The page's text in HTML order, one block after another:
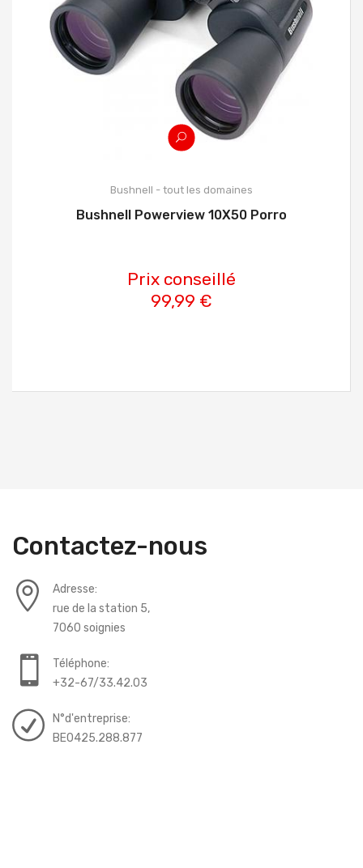
Bushnell - tout les domaines
Bushnell Powerview 10X50 Porro
Prix conseillé
99,99 €
Contactez-nous
Adresse:
rue de la station 5,
7060 soignies
Téléphone:
+32-67/33.42.03
N°d'entreprise:
BE0425.288.877